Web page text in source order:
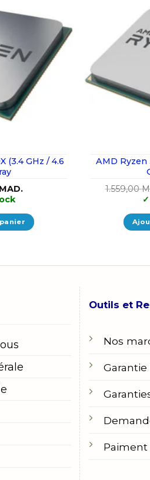
(3.4 GHz / 4.6
MAD.
AMD Ryzen
1.559,00
✓
Outils et
Nos
Paiment